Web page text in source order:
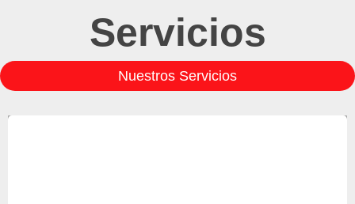
Servicios
Nuestros Servicios